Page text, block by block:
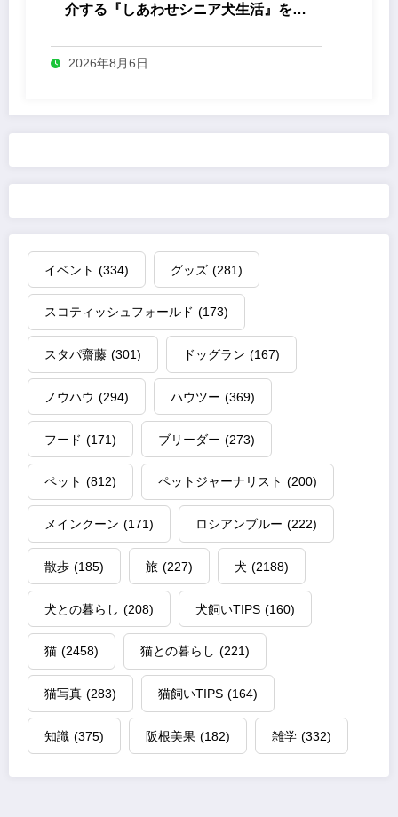
介する『しあわせシニア犬生活』を発
2026年8月6日
イベント (334) グッズ (281)
スコティッシュフォールド (173)
スタパ齋藤 (301) ドッグラン (167)
ノウハウ (294) ハウツー (369)
フード (171) ブリーダー (273)
ペット (812) ペットジャーナリスト (200)
メインクーン (171) ロシアンブルー (222)
散歩 (185) 旅 (227) 犬 (2188)
犬との暮らし (208) 犬飼いTIPS (160)
猫 (2458) 猫との暮らし (221)
猫写真 (283) 猫飼いTIPS (164)
知識 (375) 阪根美果 (182) 雑学 (332)